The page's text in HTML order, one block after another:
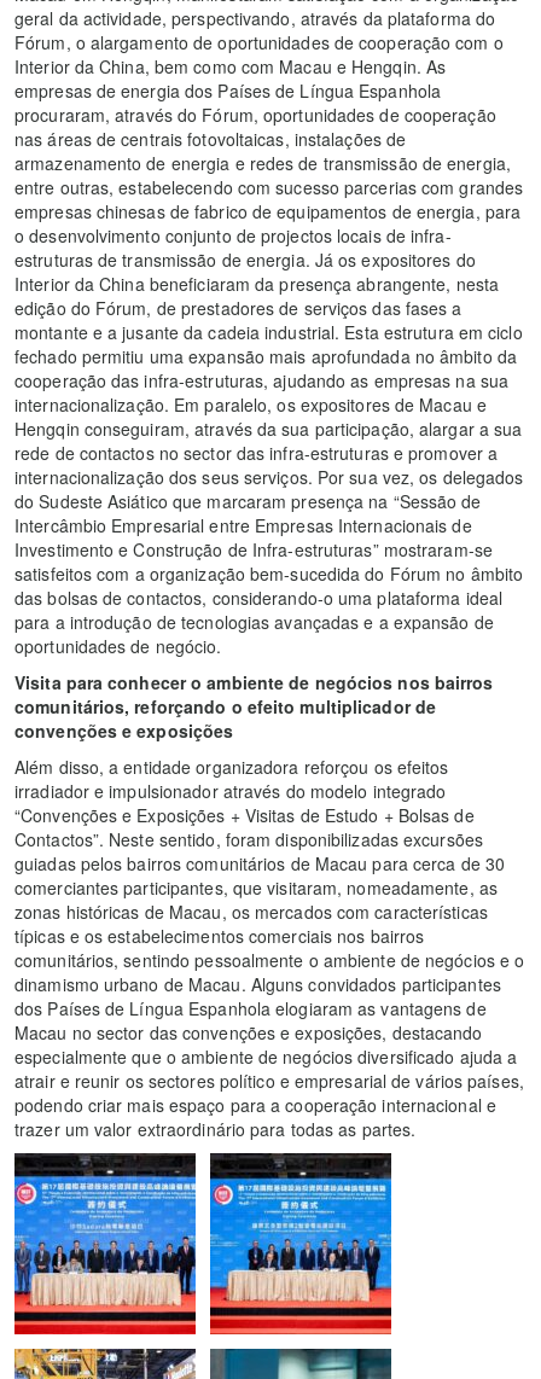
geral da actividade, perspectivando, através da plataforma do
Fórum, o alargamento de oportunidades de cooperação com o
Interior da China, bem como com Macau e Hengqin. As
empresas de energia dos Países de Língua Espanhola
procuraram, através do Fórum, oportunidades de cooperação
nas áreas de centrais fotovoltaicas, instalações de
armazenamento de energia e redes de transmissão de energia,
entre outras, estabelecendo com sucesso parcerias com grandes
empresas chinesas de fabrico de equipamentos de energia, para
o desenvolvimento conjunto de projectos locais de infra-
estruturas de transmissão de energia. Já os expositores do
Interior da China beneficiaram da presença abrangente, nesta
edição do Fórum, de prestadores de serviços das fases a
montante e a jusante da cadeia industrial. Esta estrutura em ciclo
fechado permitiu uma expansão mais aprofundada no âmbito da
cooperação das infra-estruturas, ajudando as empresas na sua
internacionalização. Em paralelo, os expositores de Macau e
Hengqin conseguiram, através da sua participação, alargar a sua
rede de contactos no sector das infra-estruturas e promover a
internacionalização dos seus serviços. Por sua vez, os delegados
do Sudeste Asiático que marcaram presença na “Sessão de
Intercâmbio Empresarial entre Empresas Internacionais de
Investimento e Construção de Infra-estruturas” mostraram-se
satisfeitos com a organização bem-sucedida do Fórum no âmbito
das bolsas de contactos, considerando-o uma plataforma ideal
para a introdução de tecnologias avançadas e a expansão de
oportunidades de negócio.
Visita para conhecer o ambiente de negócios nos bairros
comunitários, reforçando o efeito multiplicador de
convenções e exposições
Além disso, a entidade organizadora reforçou os efeitos
irradiador e impulsionador através do modelo integrado
“Convenções e Exposições + Visitas de Estudo + Bolsas de
Contactos”. Neste sentido, foram disponibilizadas excursões
guiadas pelos bairros comunitários de Macau para cerca de 30
comerciantes participantes, que visitaram, nomeadamente, as
zonas históricas de Macau, os mercados com características
típicas e os estabelecimentos comerciais nos bairros
comunitários, sentindo pessoalmente o ambiente de negócios e o
dinamismo urbano de Macau. Alguns convidados participantes
dos Países de Língua Espanhola elogiaram as vantagens de
Macau no sector das convenções e exposições, destacando
especialmente que o ambiente de negócios diversificado ajuda a
atrair e reunir os sectores político e empresarial de vários países,
podendo criar mais espaço para a cooperação internacional e
trazer um valor extraordinário para todas as partes.